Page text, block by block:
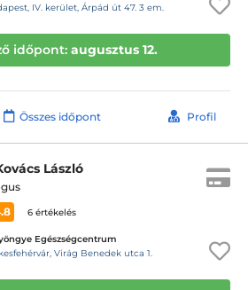
IV. kerület, Árpád út 47. 3 em.
időpont: augusztus 12.
Összes időpont Profil
László
6 értékelés
Egészségcentrum
Virág Benedek utca 1.